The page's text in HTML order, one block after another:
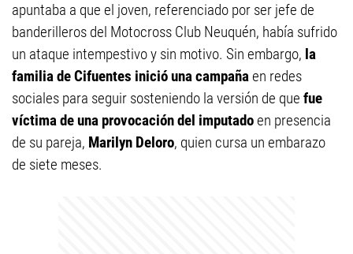
apuntaba a que el joven, referenciado por ser jefe de
banderilleros del Motocross Club Neuquén, había sufrido
un ataque intempestivo y sin motivo. Sin embargo, la
familia de Cifuentes inició una campañaen redes
sociales para seguir sosteniendo la versión de que fue
víctima de una provocación del imputadoen presencia
de su pareja, Marilyn Deloro, quien cursa un embarazo
de siete meses.